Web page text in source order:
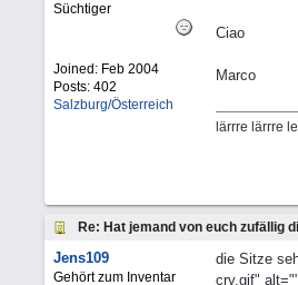
Süchtiger
Joined: Feb 2004
Posts: 402
Salzburg/Österreich
Ciao
Marco
lärrre lärrre
Re: Hat jemand von euch zufällig
Jens109
Gehört zum Inventar
die Sitze
cry.gif"